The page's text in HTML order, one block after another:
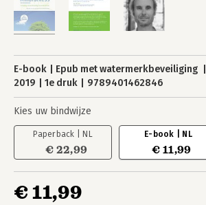
E-book Epub met watermerkbeveiliging
2019
1e druk 9789401462846
Kies uw bindwijze
Paperback | NL
€ 22,99
E-book | NL
€ 11,99
€ 11,99